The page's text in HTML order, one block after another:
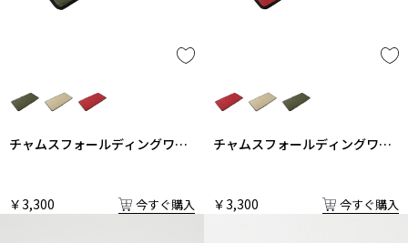
チャムスフォールディングワゴ
￥3,300 今すぐ購入
チャムスフォールディングワゴ
￥3,300 今すぐ購入